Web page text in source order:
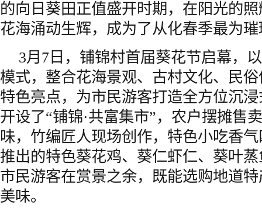
的向日葵田正值盛开时期，在阳光的
花海涌动生辉，成为了从化春季最为
3月7日，铺锦村首届葵花节启幕，
模式，整合花海景观、古村文化、民
特色亮点，为市民游客打造全方位沉
开设了“铺锦·共富集市”，农户摆摊售
味，竹编匠人现场创作，特色小吃香
推出的特色葵花鸡、葵仁虾仁、葵叶
市民游客在赏景之余，既能选购地道
美味。